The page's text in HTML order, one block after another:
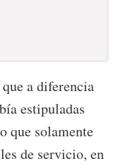
a diferencia
estipuladas
que solamente
de servicio, en